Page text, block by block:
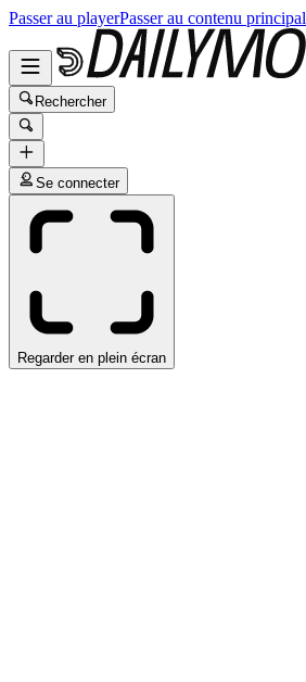
Passer au playerPasser au contenu principal
Rechercher
Se connecter
Regarder en plein écran